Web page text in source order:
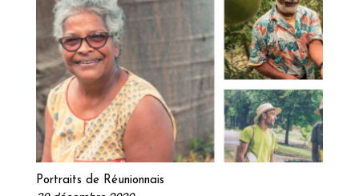
Lire la suite
Portraits de Réunionnais